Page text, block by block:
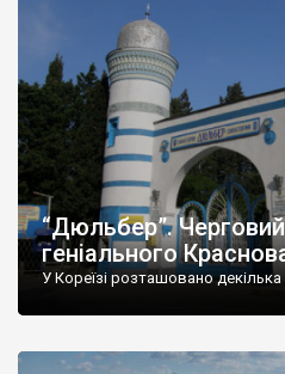
“Дюльбер”. Черговий
геніального
У Кореїзі розташовано